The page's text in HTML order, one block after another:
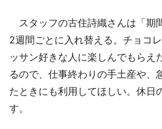
スタッフの古住詩織さんは「期
2週間ごとに入れ替える。チョコ
ッサン好きな人に楽しんでもらえ
るので、仕事終わりの手土産や、
たときにも利用してほしい。休日
す。